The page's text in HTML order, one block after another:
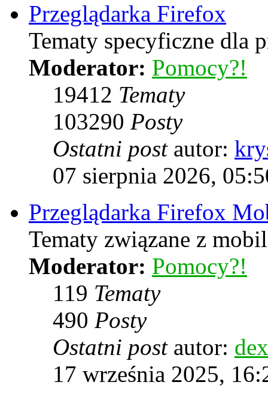
Przeglądarka Firefox
Tematy specyficzne dla
Moderator: Pomocy?!
19412 Tematy
103290 Posty
Ostatni postautor:
07 sierpnia 2026,
Przeglądarka Firefox
Tematy związane z
Moderator: Pomocy?!
119 Tematy
490 Posty
Ostatni postautor:
17 września 2025,